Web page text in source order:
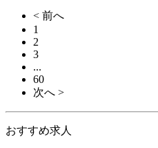
< 前へ
1
2
3
...
60
次へ >
おすすめ求人